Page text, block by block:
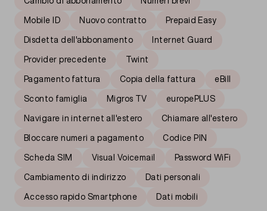
Mobile ID
Nuovo contratto
Prepaid Easy
Disdetta dell'abbonamento
Internet Guard
Provider precedente
Twint
Pagamento fattura
Copia della fattura
eBill
Sconto famiglia
Migros TV
europePLUS
Navigare in internet all'estero
Chiamare all'estero
Bloccare numeri a pagamento
Codice PIN
Scheda SIM
Visual Voicemail
Password WiFi
Cambiamento di indirizzo
Dati personali
Accesso rapido Smartphone
Dati mobili